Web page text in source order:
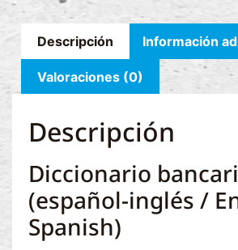
Descripción Información
Valoraciones (0)
Descripción
Diccionario
(español-inglés /
Spanish)